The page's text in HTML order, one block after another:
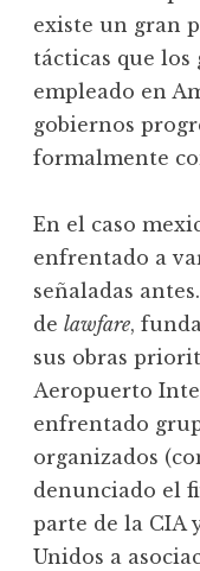
existe un gran
tácticas que los
empleado en
gobiernos
formalmente
En el caso
enfrentado a
señaladas
de lawfare,
sus obras
Aeropuerto
enfrentado
organizados
denunciado el
parte de la CIA
Unidos a